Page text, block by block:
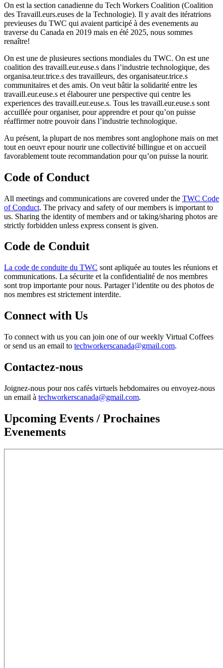
On est la section canadienne du Tech Workers Coalition (Coalition
des Travaill.eurs.euses de la Technologie). Il y avait des itératrions
previeuses du TWC qui avaient participé à des evenements au
traverse du Canada en 2019 mais en été 2025, nous sommes
renaître!
On est une de plusieures sections mondiales du TWC. On est une
coalition des travaill.eur.euse.s dans l’industrie technologique, des
organisa.teur.trice.s des travailleurs, des organisateur.trice.s
communitaires et des amis. On veut bâtir la solidarité entre les
travaill.eur.euse.s et élabourer une perspective qui centre les
experiences des travaill.eur.euse.s. Tous les travaill.eur.euse.s sont
accuillée pour organiser, pour apprendre et pour qu’on puisse
réaffirmer notre pouvoir dans l’industrie technologique.
Au présent, la plupart de nos membres sont anglophone mais on met
tout en oeuvr epour nourir une collectivité billingue et on accueil
favorablement toute recommandation pour qu’on puisse la nourir.
Code of Conduct
All meetings and communications are covered under the TWC Code
of Conduct. The privacy and safety of our members is important to
us. Sharing the identity of members and or taking/sharing photos are
strictly forbidden unless express consent is given.
Code de Conduit
La code de conduite du TWC sont apliquée au toutes les réunions et
communications. La sécurite et la confidentialité de nos membres
sont trop importante pour nous. Partager l’identite ou des photos de
nos membres est strictement interdite.
Connect with Us
To connect with us you can join one of our weekly Virtual Coffees
or send us an email to techworkerscanada@gmail.com.
Contactez-nous
Joignez-nous pour nos cafés virtuels hebdomaires ou envoyez-nous
un email à techworkerscanada@gmail.com.
Upcoming Events / Prochaines
Evenements